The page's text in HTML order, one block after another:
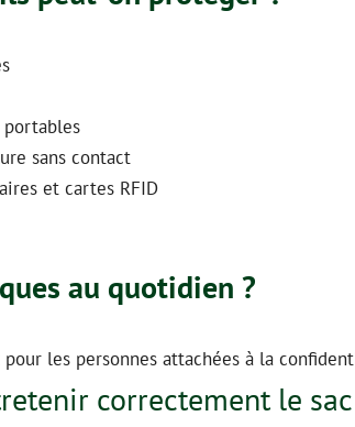
sans contact
et cartes RFID
au quotidien ?
les personnes attachées à la
correctement le